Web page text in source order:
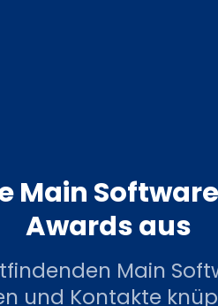
Main
Awards aus
Main
und Kontakte